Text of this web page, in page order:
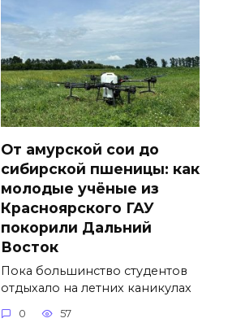
От амурской сои до
сибирской пшеницы: как
молодые учёные из
Красноярского ГАУ
покорили Дальний
Восток
Пока большинство студентов
отдыхало на летних каникулах
0 57